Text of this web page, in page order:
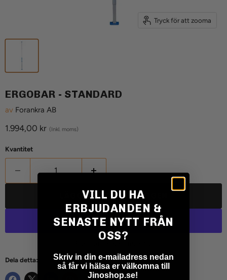
Tryck för att zooma
ERGOBAR - STANDARD
av Forankra AB
Aktuellt pris
1.994,00 kr (Inkl. moms)
Kvantitet
LÄGG TILL I VARUKORGEN
Dela detta:
VILL DU HA
ERBJUDANDEN &
SENASTE NYTT FRÅN
OSS?
Skriv in din e-mailadress nedan
så får vi hälsa er välkomna till
Jinoshop.se!